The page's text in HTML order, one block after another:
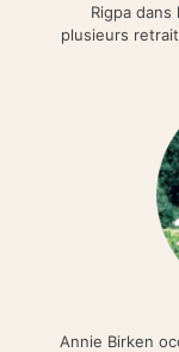
Rigpa dans
plusieurs
Annie Birken